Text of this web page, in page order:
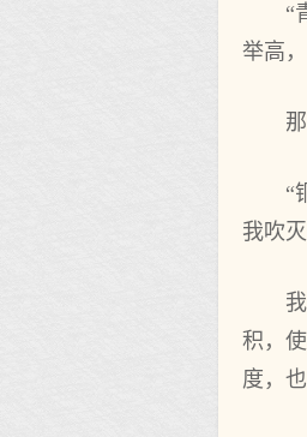
“
举高
“
我吹
积，
度，